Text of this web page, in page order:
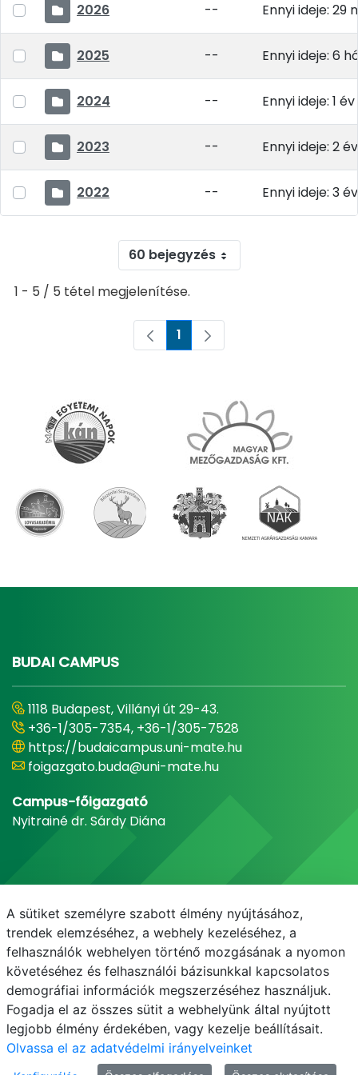
2026 -- Ennyi ideje: 29
2025 -- Ennyi ideje: 6
2024 -- Ennyi ideje: 1 év
2023 -- Ennyi ideje: 2 év
2022 -- Ennyi ideje: 3 év
60 bejegyzés
1 - 5 / 5 tétel megjelenítése.
Oldal
1
BUDAI CAMPUS
1118 Budapest, Villányi út 29-43.
+36-1/305-7354, +36-1/305-7528
https://budaicampus.uni-mate.hu
foigazgato.buda@uni-mate.hu
Campus-főigazgató
Nyitrainé dr. Sárdy Diána
E-mail Telefonkönyv NEPTUN E-learning
A sütiket személyre szabott élmény nyújtásához,
trendek elemzéséhez, a webhely kezeléséhez, a
felhasználók webhelyen történő mozgásának a nyomon
követéséhez és felhasználói bázisunkkal kapcsolatos
demográfiai információk megszerzéséhez használjuk.
Fogadja el az összes sütit a webhelyünk által nyújtott
legjobb élmény érdekében, vagy kezelje beállításait.
Olvassa el az adatvédelmi irányelveinket